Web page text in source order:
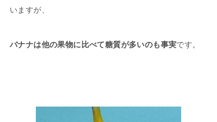
いますが、
バナナは他の果物に比べて糖質が多いのも事実です。